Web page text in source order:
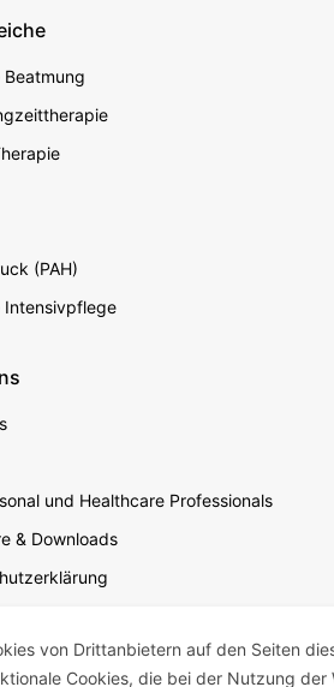
(PAH)
Intensivpflege
und Healthcare Professionals
& Downloads
für die Website-Nutzung
von Drittanbietern auf den Seiten
Cookies, die bei der Nutzung der